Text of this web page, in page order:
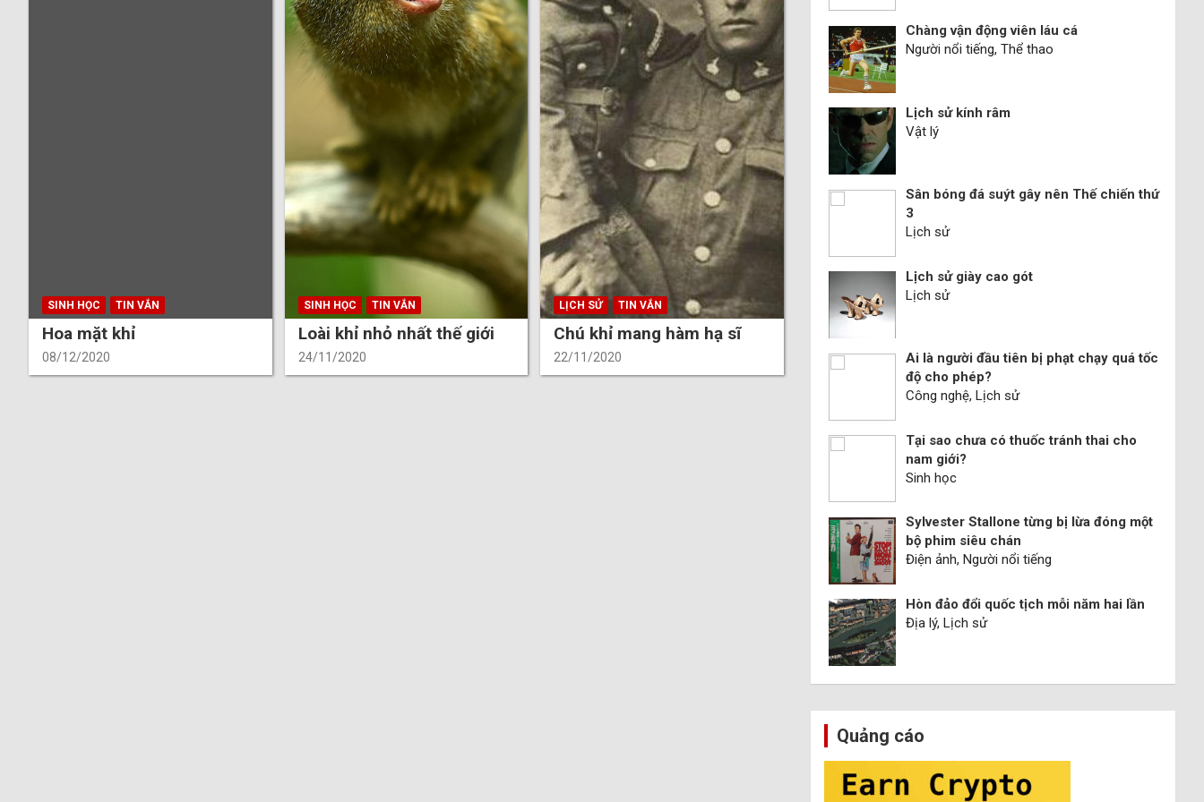
SINH HỌC TIN VẮN
Hoa mặt khỉ
08/12/2020
SINH HỌC TIN VẮN
Loài khỉ nhỏ nhất thế giới
24/11/2020
LỊCH SỬ TIN VẮN
Chú khỉ mang hàm hạ sĩ
22/11/2020
Chàng vận động viên láu cá
Người nổi tiếng, Thể thao
Lịch sử kính râm
Vật lý
Sân bóng đá suýt gây nên Thế chiến thứ
3
Lịch sử
Lịch sử giày cao gót
Lịch sử
Ai là người đầu tiên bị phạt chạy quá tốc
độ cho phép?
Công nghệ, Lịch sử
Tại sao chưa có thuốc tránh thai cho
nam giới?
Sinh học
Sylvester Stallone từng bị lừa đóng một
bộ phim siêu chán
Điện ảnh, Người nổi tiếng
Hòn đảo đổi quốc tịch mỗi năm hai lần
Địa lý, Lịch sử
Quảng cáo